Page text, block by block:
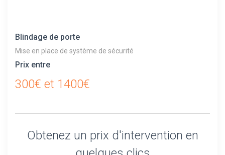
Blindage de porte
Mise en place de système de sécurité
Prix entre
300€ et 1400€
Obtenez un prix d'intervention en